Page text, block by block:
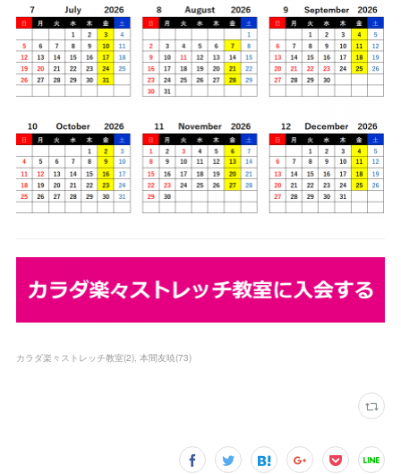
カラダ楽々ストレッチ教室(2) 本間友暁(73)